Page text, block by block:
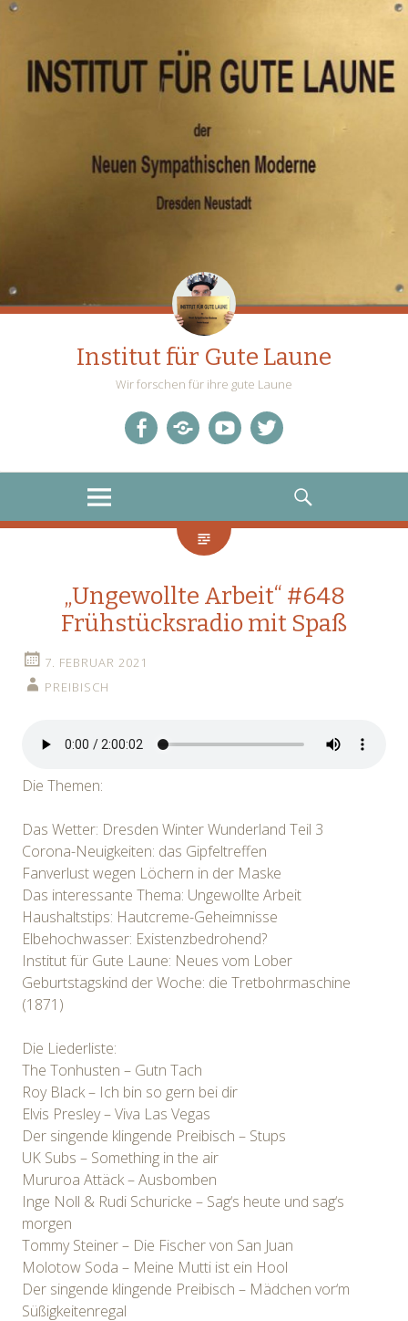
Institut für Gute Laune
Wir forschen für ihre gute Laune
SEARCH
„Ungewollte Arbeit“ #648
Frühstücksradio mit Spaß
7. FEBRUAR 2021
PREIBISCH
Die Themen:
Das Wetter: Dresden Winter Wunderland Teil 3
Corona-Neuigkeiten: das Gipfeltreffen
Fanverlust wegen Löchern in der Maske
Das interessante Thema: Ungewollte Arbeit
Haushaltstips: Hautcreme-Geheimnisse
Elbehochwasser: Existenzbedrohend?
Institut für Gute Laune: Neues vom Lober
Geburtstagskind der Woche: die Tretbohrmaschine
(1871)
Die Liederliste:
The Tonhusten – Gutn Tach
Roy Black – Ich bin so gern bei dir
Elvis Presley – Viva Las Vegas
Der singende klingende Preibisch – Stups
UK Subs – Something in the air
Mururoa Attäck – Ausbomben
Inge Noll & Rudi Schuricke – Sag‘s heute und sag‘s
morgen
Tommy Steiner – Die Fischer von San Juan
Molotow Soda – Meine Mutti ist ein Hool
Der singende klingende Preibisch – Mädchen vor‘m
Süßigkeitenregal